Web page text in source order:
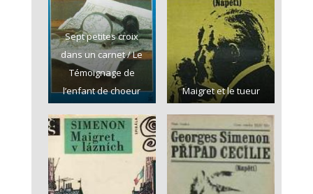
Sept petites croix
dans un carnet / Le
Témoignage de
l’enfant de choeur
Maigret et le tueur